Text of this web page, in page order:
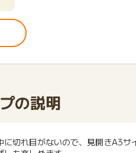
の説明
に切れ目がないので、見開きA3サ